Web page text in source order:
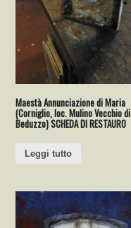
Maestà Annunciazione di Maria
(Corniglio, loc. Mulino Vecchio di
Beduzzo) SCHEDA DI RESTAURO
Leggi tutto